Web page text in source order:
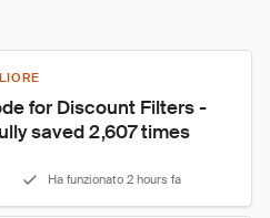
for Discount Filters -
saved 2,607 times
Ha funzionato 2 hours fa